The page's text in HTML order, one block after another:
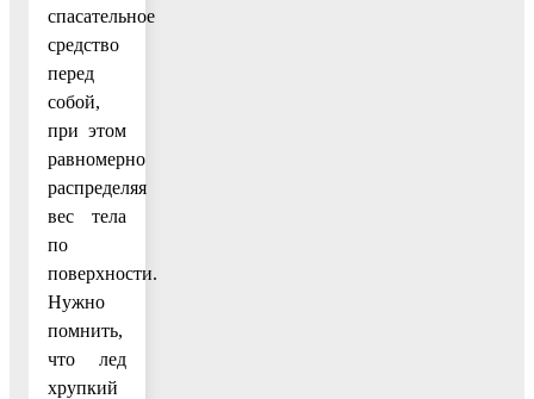
спасательное
средство
перед
собой,
при этом
равномерно
распределяя
вес тела
по
поверхности.
Нужно
помнить,
что лед
хрупкий